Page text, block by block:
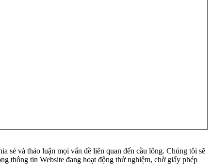
và thảo luận mọi vấn đề liên quan đến cầu lông. Chúng tôi sẽ
thông tin Website đang hoạt động thử nghiệm, chờ giấy phép